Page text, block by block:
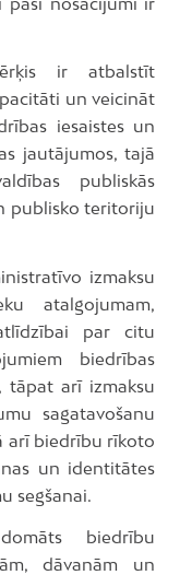
ir atbalstīt
un veicināt
iesaistes un
jautājumos, tajā
publiskās
publisko teritoriju
izmaksu
atalgojumam,
par citu
biedrības
tāpat arī izmaksu
sagatavošanu
arī biedrību rīkoto
un identitātes
segšanai.
biedrību
dāvanām un